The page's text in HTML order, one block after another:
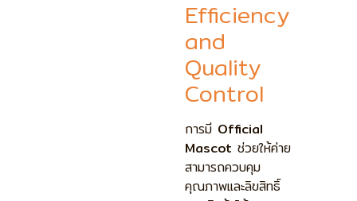
Efficiency
and
Quality
Control
การมี Official
Mascot ช่วยให้ค่าย
สามารถควบคุม
คุณภาพและลิขสิทธิ์